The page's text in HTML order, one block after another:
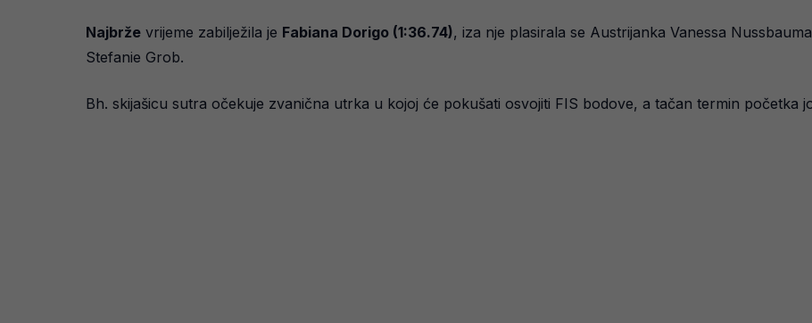
Najbrže vrijeme zabilježila je Fabiana Dorigo (1:36.74), iza nje plasirala se Austrijanka Vanessa
Stefanie Grob.
Bh. skijašicu sutra očekuje zvanična utrka u kojoj će pokušati osvojiti FIS bodove, a tačan termin početka